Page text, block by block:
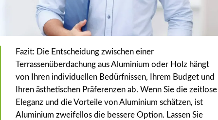
Fazit: Die Entscheidung zwischen einer
Terrassenüberdachung aus Aluminium oder Holz hängt
von Ihren individuellen Bedürfnissen, Ihrem Budget und
Ihren ästhetischen Präferenzen ab. Wenn Sie die zeitlose
Eleganz und die Vorteile von Aluminium schätzen, ist
Aluminium zweifellos die bessere Option. Lassen Sie